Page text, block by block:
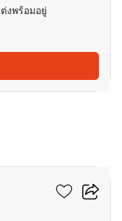
งพร้อมอยู่